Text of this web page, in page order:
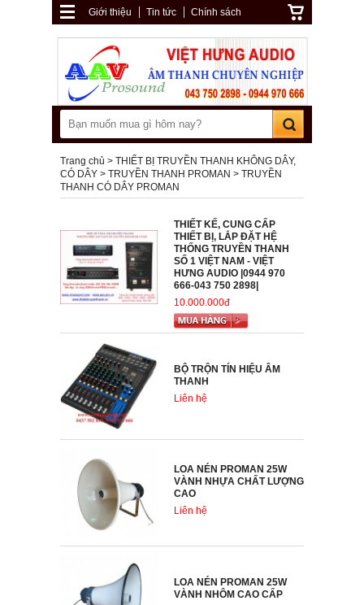
Giới thiệu Tin tức Chính sách
Trang chủ
THIẾT BỊ TRUYỀN THANH KHÔNG DÂY,
CÓ DÂY
TRUYỀN THANH PROMAN
TRUYỀN
THANH CÓ DÂY PROMAN
THIẾT KẾ, CUNG CẤP
THIẾT BỊ, LẮP ĐẶT HỆ
THỐNG TRUYỀN THANH
SỐ 1 VIỆT NAM - VIỆT
HƯNG AUDIO |0944 970
666-043 750 2898|
10.000.000đ
BỘ TRỘN TÍN HIỆU ÂM
THANH
Liên hệ
LOA NÉN PROMAN 25W
VÀNH NHỰA CHẤT LƯỢNG
CAO
Liên hệ
LOA NÉN PROMAN 25W
VÀNH NHÔM CAO CẤP